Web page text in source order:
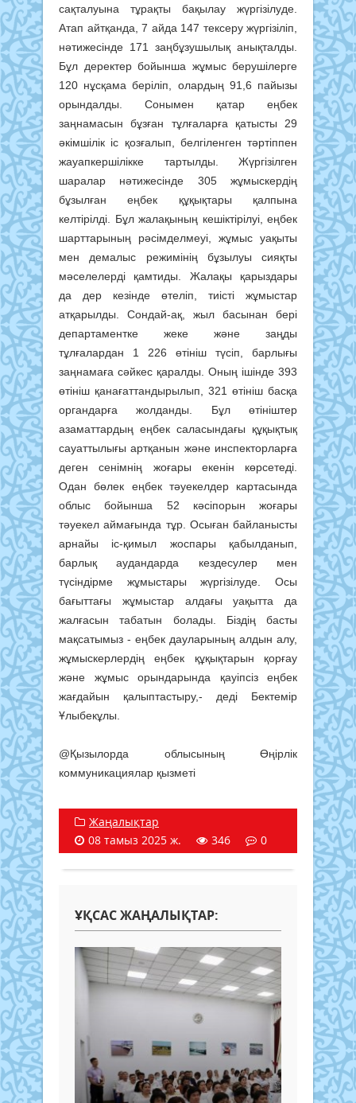
сақталуына тұрақты бақылау жүргізілуде.
Атап айтқанда, 7 айда 147 тексеру жүргізіліп,
нәтижесінде 171 заңбұзушылық анықталды.
Бұл деректер бойынша жұмыс берушілерге
120 нұсқама беріліп, олардың 91,6 пайызы
орындалды. Сонымен қатар еңбек
заңнамасын бұзған тұлғаларға қатысты 29
әкімшілік іс қозғалып, белгіленген тәртіппен
жауапкершілікке тартылды. Жүргізілген
шаралар нәтижесінде 305 жұмыскердің
бұзылған еңбек құқықтары қалпына
келтірілді. Бұл жалақының кешіктірілуі, еңбек
шарттарының рәсімделмеуі, жұмыс уақыты
мен демалыс режимінің бұзылуы сияқты
мәселелерді қамтиды. Жалақы қарыздары
да дер кезінде өтеліп, тиісті жұмыстар
атқарылды. Сондай-ақ, жыл басынан бері
департаментке жеке және заңды
тұлғалардан 1 226 өтініш түсіп, барлығы
заңнамаға сәйкес қаралды. Оның ішінде 393
өтініш қанағаттандырылып, 321 өтініш басқа
органдарға жолданды. Бұл өтініштер
азаматтардың еңбек саласындағы құқықтық
сауаттылығы артқанын және инспекторларға
деген сенімнің жоғары екенін көрсетеді.
Одан бөлек еңбек тәуекелдер картасында
облыс бойынша 52 кәсіпорын жоғары
тәуекел аймағында тұр. Осыған байланысты
арнайы іс-қимыл жоспары қабылданып,
барлық аудандарда кездесулер мен
түсіндірме жұмыстары жүргізілуде. Осы
бағыттағы жұмыстар алдағы уақытта да
жалғасын табатын болады. Біздің басты
мақсатымыз - еңбек дауларының алдын алу,
жұмыскерлердің еңбек құқықтарын қорғау
және жұмыс орындарында қауіпсіз еңбек
жағдайын қалыптастыру,- деді Бектемір
Ұлыбекұлы.
@Қызылорда облысының Өңірлік
коммуникациялар қызметі
Жаңалықтар
08 тамыз 2025 ж.
346 0
ҰҚСАС ЖАҢАЛЫҚТАР: